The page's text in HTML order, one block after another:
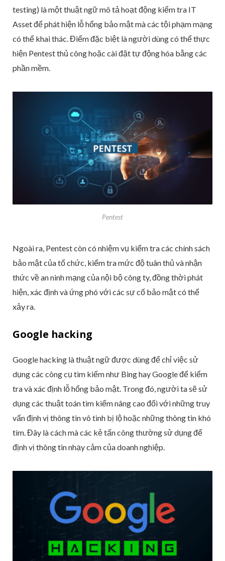
testing) là một thuật ngữ mô tả hoạt động kiểm tra IT
Asset để phát hiện lỗ hổng bảo mật mà các tội phạm mạng
có thể khai thác. Điểm đặc biệt là người dùng có thể thực
hiện Pentest thủ công hoặc cài đặt tự động hóa bằng các
phần mềm.
Pentest
Ngoài ra, Pentest còn có nhiệm vụ kiểm tra các chính sách
bảo mật của tổ chức, kiểm tra mức độ tuân thủ và nhận
thức về an ninh mạng của nội bộ công ty, đồng thời phát
hiện, xác định và ứng phó với các sự cố bảo mật có thể
xảy ra.
Google hacking
Google hacking là thuật ngữ được dùng để chỉ việc sử
dụng các công cụ tìm kiếm như Bing hay Google để kiểm
tra và xác định lỗ hổng bảo mật. Trong đó, người ta sẽ sử
dụng các thuật toán tìm kiếm nâng cao đối với những truy
vấn định vị thông tin vô tình bị lộ hoặc những thông tin khó
tìm. Đây là cách mà các kẻ tấn công thường sử dụng để
định vị thông tin nhạy cảm của doanh nghiệp.